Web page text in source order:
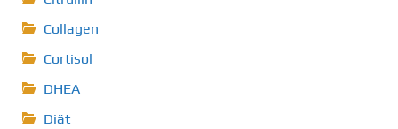
Collagen
Cortisol
DHEA
Diät